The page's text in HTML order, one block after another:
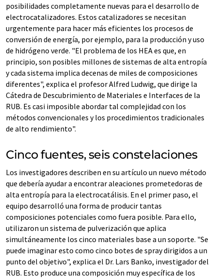
posibilidades completamente nuevas para el desarrollo de
electrocatalizadores. Estos catalizadores se necesitan
urgentemente para hacer más eficientes los procesos de
conversión de energía, por ejemplo, para la producción y uso
de hidrógeno verde. "El problema de los HEA es que, en
principio, son posibles millones de sistemas de alta entropía
y cada sistema implica decenas de miles de composiciones
diferentes", explica el profesor Alfred Ludwig, que dirige la
Cátedra de Descubrimiento de Materiales e Interfaces de la
RUB. Es casi imposible abordar tal complejidad con los
métodos convencionales y los procedimientos tradicionales
de alto rendimiento".
Cinco fuentes, seis constelaciones
Los investigadores describen en su artículo un nuevo método
que debería ayudar a encontrar aleaciones prometedoras de
alta entropía para la electrocatálisis. En el primer paso, el
equipo desarrolló una forma de producir tantas
composiciones potenciales como fuera posible. Para ello,
utilizaron un sistema de pulverización que aplica
simultáneamente los cinco materiales base a un soporte. "Se
puede imaginar esto como cinco botes de spray dirigidos a un
punto del objetivo", explica el Dr. Lars Banko, investigador del
RUB. Esto produce una composición muy específica de los